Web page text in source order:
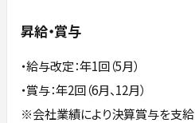
昇給・賞与
・給与改定：年1回（5月）
・賞与：年2回（6月、12月）
※会社業績により決算賞与を支給